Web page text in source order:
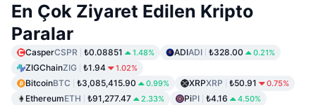
En Çok Ziyaret Edilen Kripto
Paralar
CasperCSPR ₺0.08851 1.48% ADIADI ₺328.00 0.21%
ZIGChainZIG ₺1.94 1.02%
BitcoinBTC ₺3,085,415.90 0.99% XRPXRP ₺50.91 0.75%
EthereumETH ₺91,277.47 2.33% PiPI ₺4.16 4.50%